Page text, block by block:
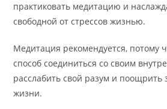
практиковать медитацию и
свободной от стрессов жизнью.
Медитация рекомендуется, потому
способ соединиться со своим
расслабить свой разум и поощрить
жизни.